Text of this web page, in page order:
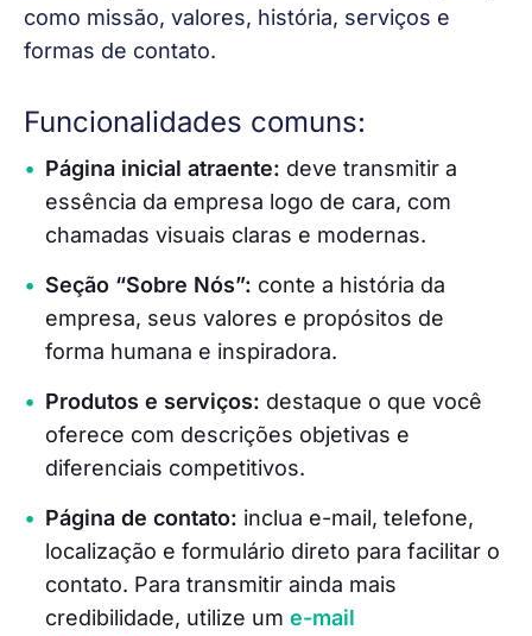
como missão, valores, história, serviços e
formas de contato.
Funcionalidades comuns:
Página inicial atraente: deve transmitir a
essência da empresa logo de cara, com
chamadas visuais claras e modernas.
Seção “Sobre Nós”: conte a história da
empresa, seus valores e propósitos de
forma humana e inspiradora.
Produtos e serviços: destaque o que você
oferece com descrições objetivas e
diferenciais competitivos.
Página de contato: inclua e-mail, telefone,
localização e formulário direto para facilitar o
contato. Para transmitir ainda mais
credibilidade, utilize um e-mail